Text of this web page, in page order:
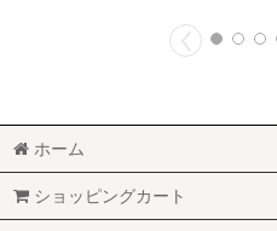
ホーム
ショッピングカート